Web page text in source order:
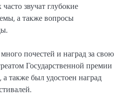
звучат глубокие
а также вопросы
почестей и наград за свою
Государственной премии
также был удостоен наград